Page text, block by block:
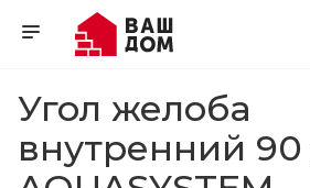
Угол желоба
внутренний 90